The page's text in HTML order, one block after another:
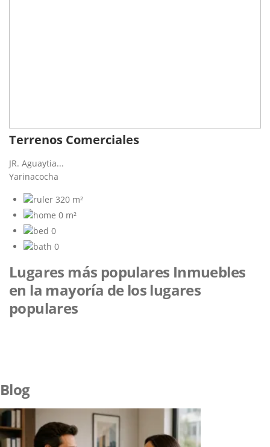
Terrenos Comerciales
JR. Aguaytia...
Yarinacocha
320 m²
0 m²
0
0
Lugares más populares Inmuebles
en la mayoría de los lugares
populares
Blog